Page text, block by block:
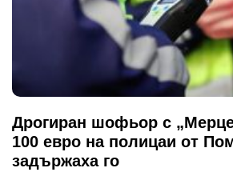
Дрогиран шофьор с
100 евро на полицаи от
задържаха го